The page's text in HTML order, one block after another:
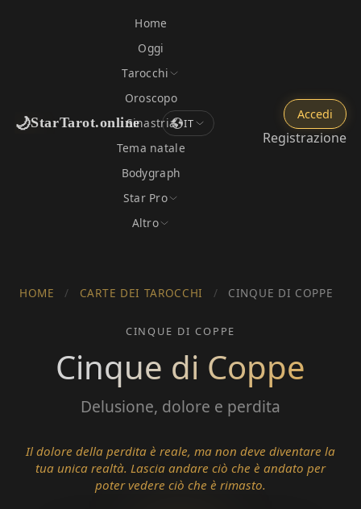
🌙StarTarot.online
Home
Oggi
Tarocchi
Oroscopo
Sinastria
Tema natale
Bodygraph
Star Pro
Altro
IT
Accedi
Registrazione
HOME / CARTE DEI TAROCCHI / CINQUE DI COPPE
CINQUE DI COPPE
Cinque di Coppe
Delusione, dolore e perdita
Il dolore della perdita è reale, ma non deve diventare la
tua unica realtà. Lascia andare ciò che è andato per
poter vedere ciò che è rimasto.